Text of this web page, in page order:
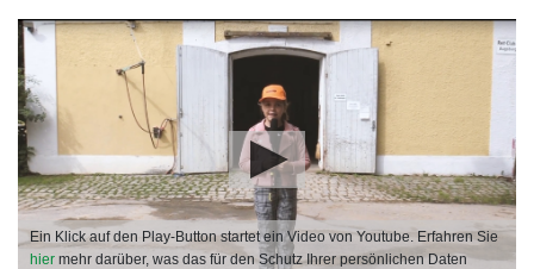
Ein Klick auf den Play-Button startet ein Video von Youtube. Erfahren Sie
hier mehr darüber, was das für den Schutz Ihrer persönlichen Daten